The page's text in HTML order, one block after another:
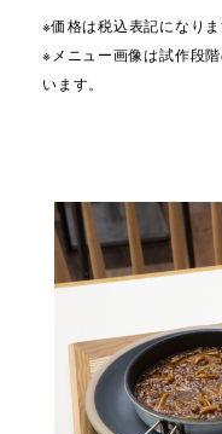
※価格は税込表記になり
※メニュー画像は試作段
います。